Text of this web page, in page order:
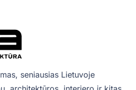
seniausias Lietuvoje